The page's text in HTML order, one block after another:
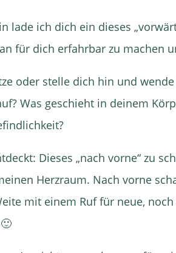
lade ich dich ein dieses
für dich erfahrbar zu machen
oder stelle dich hin und
Was geschieht in deinem
Dieses „nach vorne“ zu
Herzraum. Nach vorne
mit einem Ruf für neue,